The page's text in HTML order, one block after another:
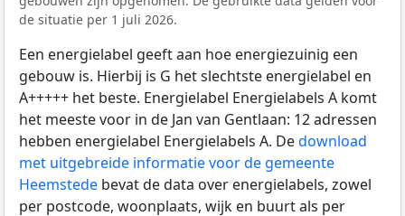
de situatie per 1 juli 2026.
Een energielabel geeft aan hoe energiezuinig een
gebouw is. Hierbij is G het slechtste energielabel en
A+++++ het beste. Energielabel Energielabels A komt
het meeste voor in de Jan van Gentlaan: 12 adressen
hebben energielabel Energielabels A. Dedownload
met uitgebreide informatie voor de gemeente
Heemstede bevat de data over energielabels, zowel
per postcode, woonplaats, wijk en buurt als per